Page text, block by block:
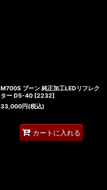
M700S ブーン 純正加工LEDリフレク
ター D5-40 [2232]
33,000円(税込)
カートに入れる